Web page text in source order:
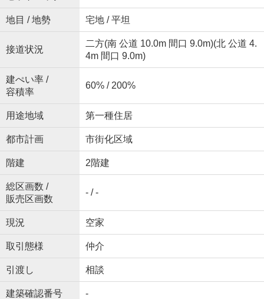
地目 / 地勢 宅地 / 平坦
接道状況
二方(南 公道 10.0m 間口 9.0m)(北 公道 4.
4m 間口 9.0m)
建ぺい率 /
容積率
60% / 200%
用途地域 第一種住居
都市計画 市街化区域
階建 2階建
総区画数 /
販売区画数
- / -
現況 空家
取引態様 仲介
引渡し 相談
建築確認番号 -